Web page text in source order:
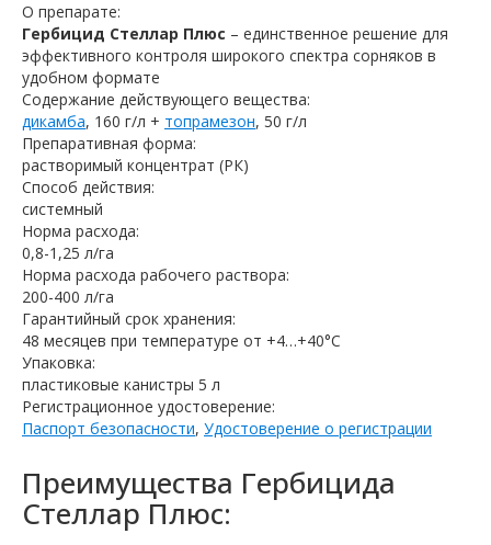
О препарате:
Гербицид Стеллар Плюс – единственное решение для
эффективного контроля широкого спектра сорняков в
удобном формате
Содержание действующего вещества:
дикамба, 160 г/л + топрамезон, 50 г/л
Препаративная форма:
растворимый концентрат (РК)
Способ действия:
системный
Норма расхода:
0,8-1,25 л/га
Норма расхода рабочего раствора:
200-400 л/га
Гарантийный срок хранения:
48 месяцев при температуре от +4…+40°C
Упаковка:
пластиковые канистры 5 л
Регистрационное удостоверение:
Паспорт безопасности, Удостоверение о регистрации
Преимущества Гербицида
Стеллар Плюс: